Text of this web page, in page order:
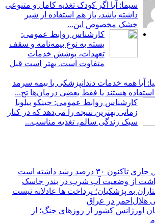
سیما: آیا اگر کودک تغذیه کامل و متنوعی
داشته باشد، باز هم استفاده از شیر
خشک مخصوص این...
کارشناس روابط عمومی:
بسته به نوع بیمه‌نامه و سقف
تعهدات، پوشش خدمات
متفاوت است. بهتر است قبل
آیا همه خدمات دندانپزشکی با بیمه سرمد
استفاده هستند یا فقط بعضی درمان‌ها تح...
کارشناس روابط عمومی: جینکو بیلوبا
زمانی بهترین نتیجه را می‌دهد که در کنار
سبک زندگی سالم، تغذیه مناسب...